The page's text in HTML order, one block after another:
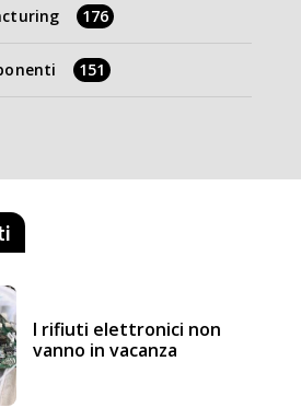
176
151
I rifiuti elettronici non
vanno in vacanza